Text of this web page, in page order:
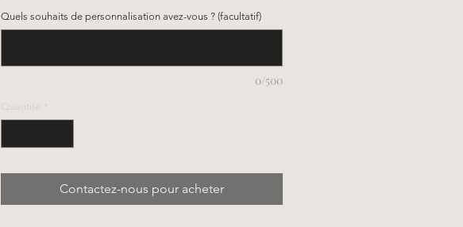
Quels souhaits de personnalisation avez-vous ? (facultatif)
0/500
Quantité
Contactez-nous pour acheter